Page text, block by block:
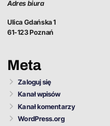
Adres biura
Ulica Gdańska 1
61-123 Poznań
Meta
Zaloguj się
Kanał wpisów
Kanał komentarzy
WordPress.org